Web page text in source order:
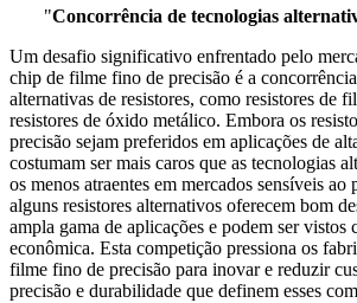
"Concorrência de tecnologias
Um desafio significativo enfrentado pelo
chip de filme fino de precisão é a
alternativas de resistores, como resistores de
resistores de óxido metálico. Embora os
precisão sejam preferidos em aplicações de
costumam ser mais caros que as tecnologias
os menos atraentes em mercados sensíveis ao
alguns resistores alternativos oferecem bom
ampla gama de aplicações e podem ser vistos
econômica. Esta competição pressiona os
filme fino de precisão para inovar e reduzir
precisão e durabilidade que definem esses